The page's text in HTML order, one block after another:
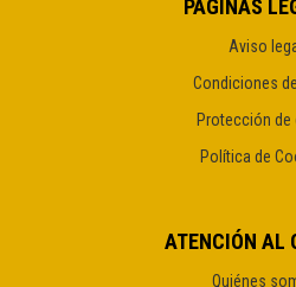
PÁGINAS
Aviso
Condiciones
Protección de
Política de
ATENCIÓN AL
Quiénes